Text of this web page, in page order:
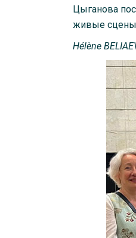
Цыганова
живые сцены
Hélène